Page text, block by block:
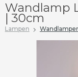
Wandlamp
| 30cm
Lampen